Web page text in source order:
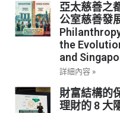
亞太慈善之
公室慈善發
the
and
詳細內容 »
財富結構的
理財的 8 大